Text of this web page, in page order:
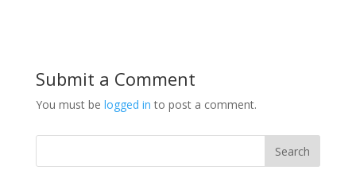
Submit a Comment
You must be logged in to post a comment.